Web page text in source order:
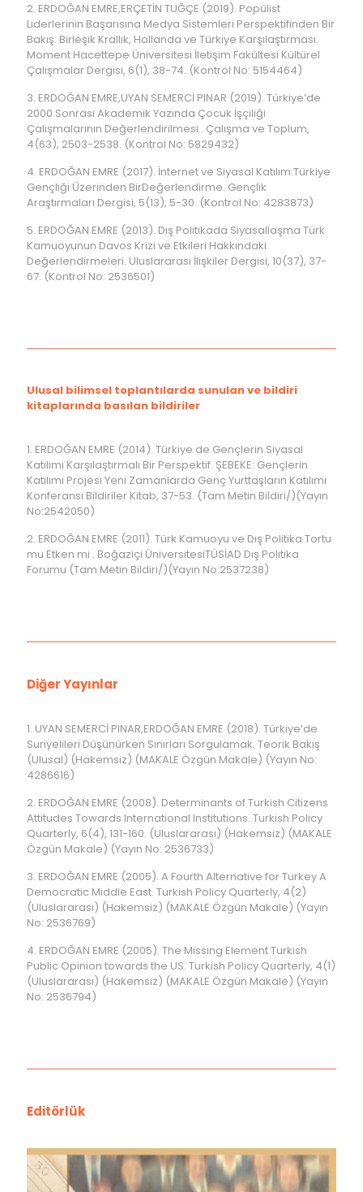
2. ERDOĞAN EMRE,ERÇETİN TUĞÇE (2019). Popülist
Liderlerinin Başarısına Medya Sistemleri Perspektifinden Bir
Bakış: Birleşik Krallık, Hollanda ve Türkiye Karşılaştırması.
Moment Hacettepe Üniversitesi İletişim Fakültesi Kültürel
Çalışmalar Dergisi, 6(1), 38-74. (Kontrol No: 5154464)
3. ERDOĞAN EMRE,UYAN SEMERCİ PINAR (2019). Türkiye’de
2000 Sonrası Akademik Yazında Çocuk İşçiliği
Çalışmalarının Değerlendirilmesi.. Çalışma ve Toplum,
4(63), 2503-2538. (Kontrol No: 5829432)
4. ERDOĞAN EMRE (2017). İnternet ve Siyasal Katılım:Türkiye
Gençliği Üzerinden BirDeğerlendirme. Gençlik
Araştırmaları Dergisi, 5(13), 5-30. (Kontrol No: 4283873)
5. ERDOĞAN EMRE (2013). Dış Politikada Siyasallaşma Türk
Kamuoyunun Davos Krizi ve Etkileri Hakkındaki
Değerlendirmeleri. Uluslararası İlişkiler Dergisi, 10(37), 37-
67. (Kontrol No: 2536501)
Ulusal bilimsel toplantılarda sunulan ve bildiri
kitaplarında basılan bildiriler
1. ERDOĞAN EMRE (2014). Türkiye de Gençlerin Siyasal
Katılımı Karşılaştırmalı Bir Perspektif. ŞEBEKE: Gençlerin
Katılımı Projesi Yeni Zamanlarda Genç Yurttaşların Katılımı
Konferansı Bildiriler Kitab, 37-53. (Tam Metin Bildiri/)(Yayın
No:2542050)
2. ERDOĞAN EMRE (2011). Türk Kamuoyu ve Dış Politika Tortu
mu Etken mi . Boğaziçi ÜniversitesiTÜSİAD Dış Politika
Forumu (Tam Metin Bildiri/)(Yayın No:2537238)
Diğer Yayınlar
1. UYAN SEMERCİ PINAR,ERDOĞAN EMRE (2018). Türkiye’de
Suriyelileri Düşünürken Sınırları Sorgulamak. Teorik Bakış
(Ulusal) (Hakemsiz) (MAKALE Özgün Makale) (Yayın No:
4286616)
2. ERDOĞAN EMRE (2008). Determinants of Turkish Citizens
Attitudes Towards International Institutions. Turkish Policy
Quarterly, 6(4), 131-160. (Uluslararası) (Hakemsiz) (MAKALE
Özgün Makale) (Yayın No: 2536733)
3. ERDOĞAN EMRE (2005). A Fourth Alternative for Turkey A
Democratic Middle East. Turkish Policy Quarterly, 4(2)
(Uluslararası) (Hakemsiz) (MAKALE Özgün Makale) (Yayın
No: 2536769)
4. ERDOĞAN EMRE (2005). The Missing Element Turkish
Public Opinion towards the US. Turkish Policy Quarterly, 4(1)
(Uluslararası) (Hakemsiz) (MAKALE Özgün Makale) (Yayın
No: 2536794)
Editörlük